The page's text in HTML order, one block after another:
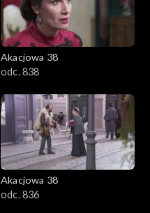
Akacjowa 38
odc. 838
Akacjowa 38
odc. 836